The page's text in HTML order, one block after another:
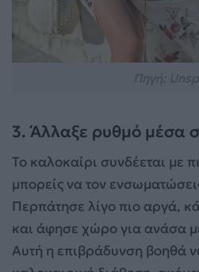
3. Άλλαξε ρυθμό μέσα
Το καλοκαίρι συνδέεται με
μπορείς να τον
Περπάτησε λίγο πιο αργά,
και άφησε χώρο για ανάσα
Αυτή η επιβράδυνση βοηθά